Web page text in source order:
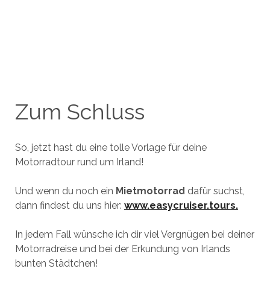
Zum Schluss
So, jetzt hast du eine tolle Vorlage für deine
Motorradtour rund um Irland!
Und wenn du noch ein Mietmotorrad dafür suchst,
dann findest du uns hier: www.easycruiser.tours.
In jedem Fall wünsche ich dir viel Vergnügen bei deiner
Motorradreise und bei der Erkundung von Irlands
bunten Städtchen!